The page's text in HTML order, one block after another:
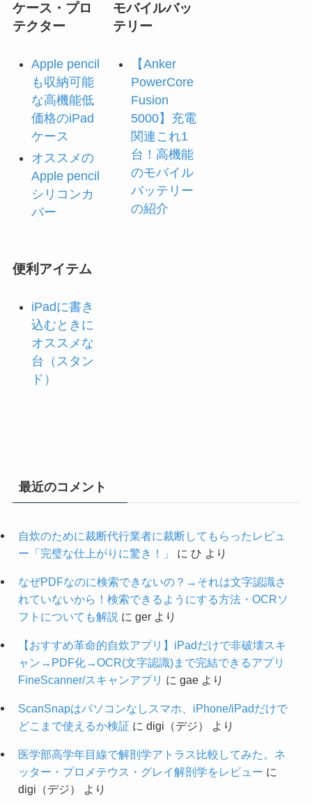
ケース・プロ
テクター
Apple pencil
も収納可能
な高機能低
価格のiPad
ケース
オススメの
Apple pencil
シリコンカ
バー
便利アイテム
iPadに書き
込むときに
オススメな
台（スタン
ド）
モバイルバッ
テリー
【Anker
PowerCore
Fusion
5000】充電
関連これ1
台！高機能
のモバイル
バッテリー
の紹介
最近のコメント
自炊のために裁断代行業者に裁断してもらったレビュ
ー「完璧な仕上がりに驚き！」
に ひ より
なぜPDFなのに検索できないの？→それは文字認識さ
れていないから！検索できるようにする方法・OCRソ
フトについても解説 に gerより
【おすすめ革命的自炊アプリ】iPadだけで非破壊スキ
ャン→PDF化→OCR(文字認識)まで完結できるアプリ
FineScanner/スキャンアプリ に gaeより
ScanSnapはパソコンなしスマホ、iPhone/iPadだけで
どこまで使えるか検証 に digi（デジ） より
医学部高学年目線で解剖学アトラス比較してみた。ネ
ッター・プロメテウス・グレイ解剖学をレビュー に
digi（デジ）
より